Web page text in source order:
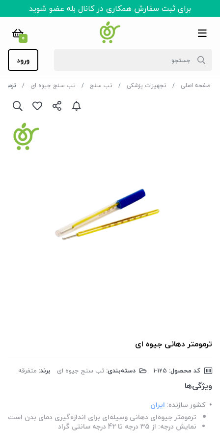
برای ثبت سفارش همکاری در کانال بله عضو شوید
0
ورود
صفحه اصلی تجهیزات پزشکی تب سنج تب سنج جیوه ای
ترمومتر دهانی جیوه ای
کد محصول: دسته‌بندی: تب سنج جیوه ای برند: متفرقه
ویژگی‌ها
کشور سازنده: ایران
ترمومتر جیوه‌ای دهانی وسیله‌ای برای اندازه‌گیری دمای بدن است
نمایش درجه: از 35 درجه تا 42 درجه سانتی گراد